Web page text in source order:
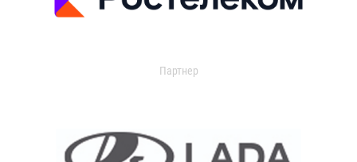
Партнер